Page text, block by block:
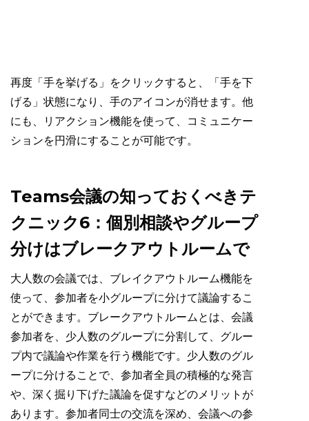
再度「手を挙げる」をクリックすると、「手を下
げる」状態になり、手のアイコンが消せます。他
にも、リアクション機能を使って、コミュニケー
ションを円滑にすることが可能です。
Teams会議の知っておくべきテ
クニック6：個別相談やグループ
分けはブレークアウトルームで
大人数の会議では、ブレイクアウトルーム機能を
使って、参加者を小グループに分けて議論するこ
とができます。ブレークアウトルームとは、会議
参加者を、少人数のグループに分割して、グルー
プ内で議論や作業を行う機能です。少人数のグル
ープに分けることで、参加者全員の積極的な発言
や、深く掘り下げた議論を促すなどのメリットが
あります。参加者同士の交流を深め、会議への参